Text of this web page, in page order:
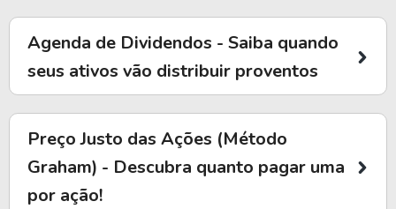
Agenda de Dividendos - Saiba quando
seus ativos vão distribuir proventos
Preço Justo das Ações (Método
Graham) - Descubra quanto pagar uma
por ação!